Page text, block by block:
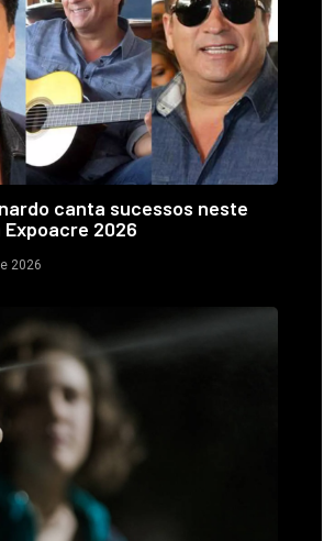
canta sucessos neste
Expoacre 2026
2026